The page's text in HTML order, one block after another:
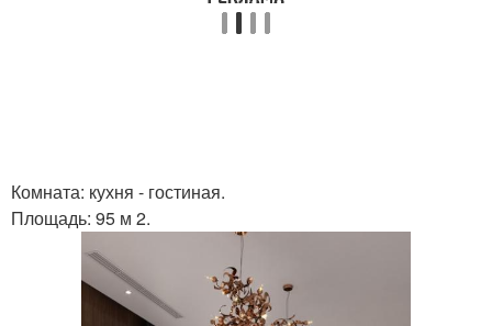
Комната: кухня - гостиная.
Площадь: 95 м 2.